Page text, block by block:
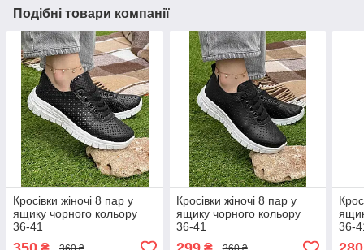
Подібні товари компанії
Кросівки жіночі 8 пар у
ящику чорного кольору
36-41
Кросівки жіночі 8 пар у
ящику чорного кольору
36-41
36-